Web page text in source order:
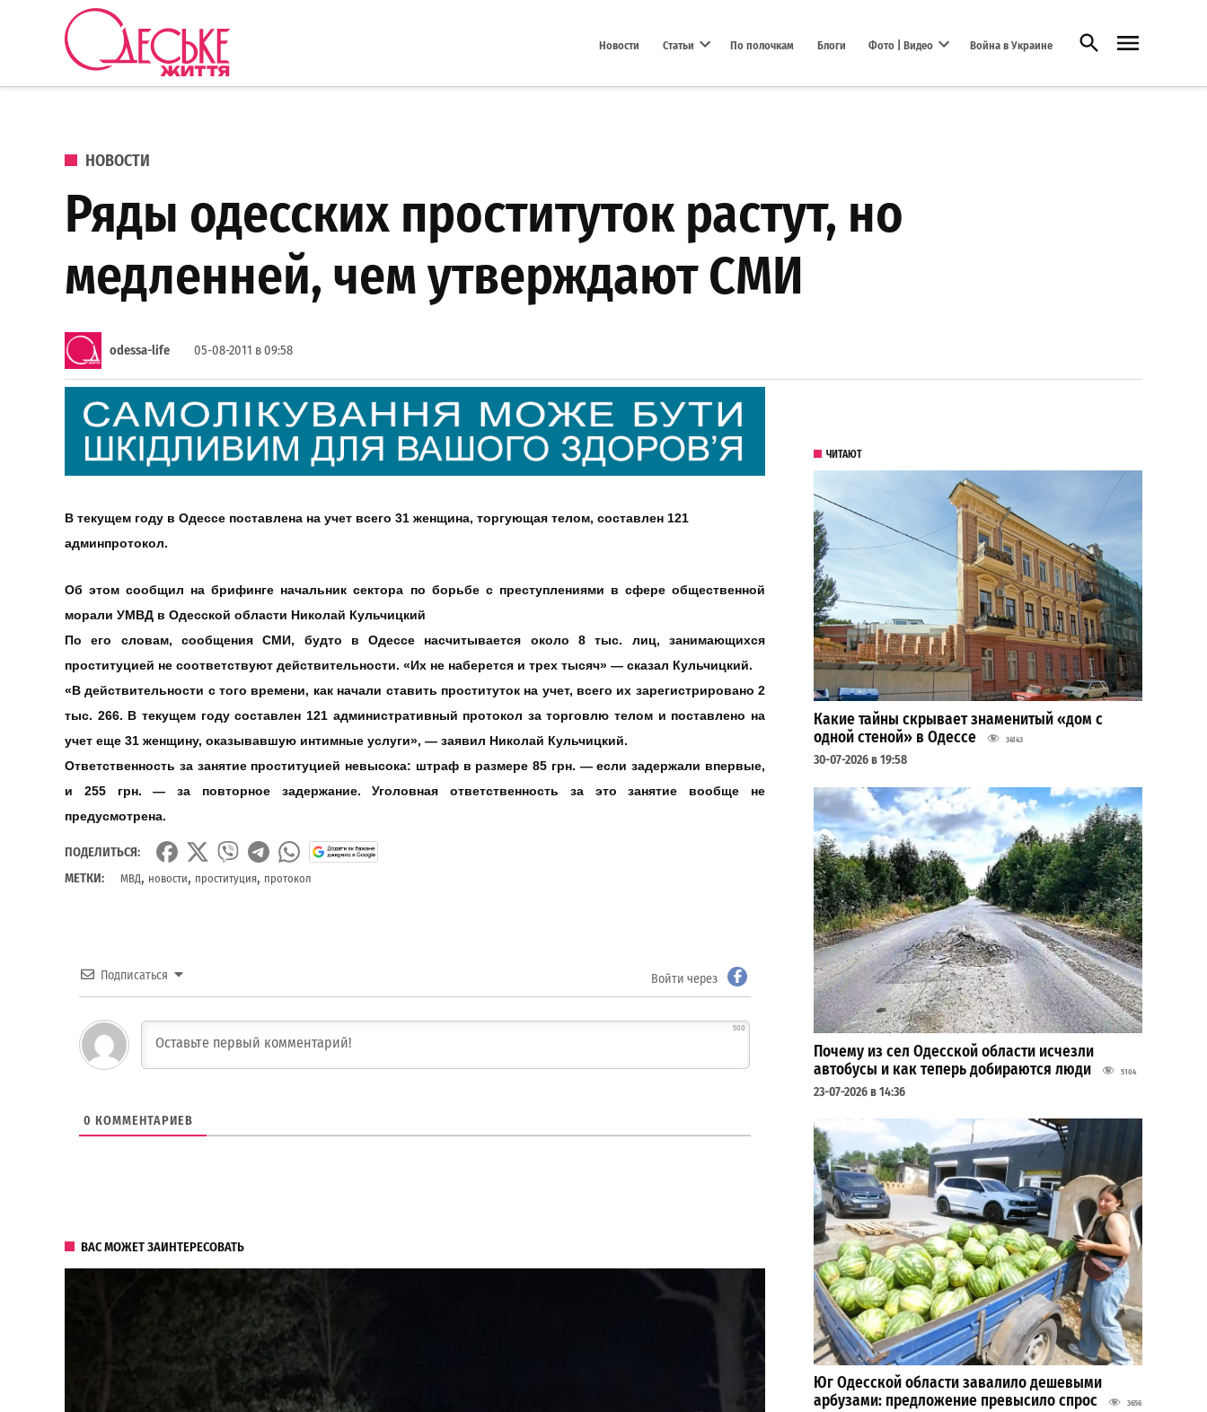
Перейти к содержанию
Новости Статьи По полочкам Блоги Фото | Видео Война в Украине Открыть поиск
ОПУБЛИКОВАНО В
НОВОСТИ
Ряды одесских проституток растут, но
медленней, чем утверждают СМИ
odessa-life 05-08-2011 в 09:58
В текущем году в Одессе поставлена на учет всего 31 женщина, торгующая телом, составлен 121
админпротокол.
Об этом сообщил на брифинге начальник сектора по борьбе с преступлениями в сфере общественной
морали УМВД в Одесской области Николай Кульчицкий
По его словам, сообщения СМИ, будто в Одессе насчитывается около 8 тыс. лиц, занимающихся
проституцией не соответствуют действительности. «Их не наберется и трех тысяч» — сказал Кульчицкий.
«В действительности с того времени, как начали ставить проституток на учет, всего их зарегистрировано 2
тыс. 266. В текущем году составлен 121 административный протокол за торговлю телом и поставлено на
учет еще 31 женщину, оказывавшую интимные услуги», — заявил Николай Кульчицкий.
Ответственность за занятие проституцией невысока: штраф в размере 85 грн. — если задержали впервые,
и 255 грн. — за повторное задержание. Уголовная ответственность за это занятие вообще не
предусмотрена.
ПОДЕЛИТЬСЯ:
МЕТКИ:
МВД, новости, проституция, протокол
Подписаться Войти через
500
0 КОММЕНТАРИЕВ
ВАС МОЖЕТ ЗАИНТЕРЕСОВАТЬ
ЧИТАЮТ
Какие тайны скрывает знаменитый «дом с
одной стеной» в Одессе
34143
30-07-2026 в 19:58
Почему из сел Одесской области исчезли
автобусы и как теперь добираются люди
5104
23-07-2026 в 14:36
Юг Одесской области завалило дешевыми
арбузами: предложение превысило спрос
3656